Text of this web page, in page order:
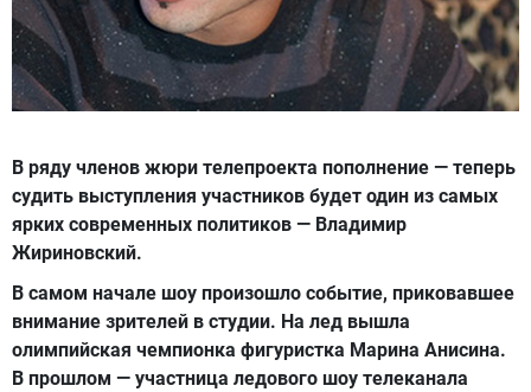
В ряду членов жюри телепроекта пополнение — теперь
судить выступления участников будет один из самых
ярких современных политиков — Владимир
Жириновский.
В самом начале шоу произошло событие, приковавшее
внимание зрителей в студии. На лед вышла
олимпийская чемпионка фигуристка Марина Анисина.
В прошлом — участница ледового шоу телеканала